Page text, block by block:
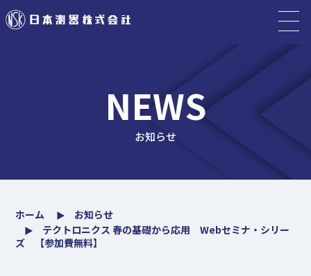
NEWS
お知らせ
ホーム
お知らせ
テクトロニクス 春の基礎から応用 Webセミナ・シリー
ズ 【参加費無料】